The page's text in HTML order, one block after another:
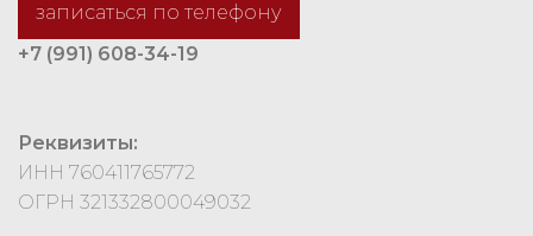
записаться по телефону
+7 (991) 608-34-19
Реквизиты:
ИНН 760411765772
ОГРН 321332800049032